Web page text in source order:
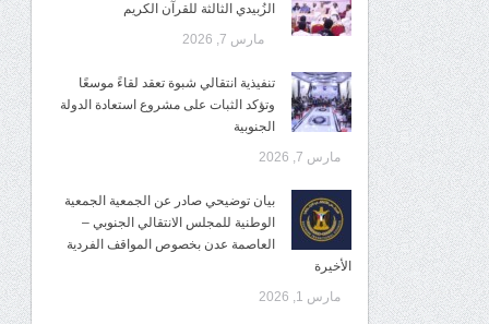
الزُبيدي الثالثة للقرآن الكريم
مارس 7, 2026
تنفيذية انتقالي شبوة تعقد لقاءً موسعًا
وتؤكد الثبات على مشروع استعادة الدولة
الجنوبية
مارس 7, 2026
بيان توضيحي صادر عن الجمعية الجمعية
الوطنية للمجلس الانتقالي الجنوبي –
العاصمة عدن بخصوص المواقف الفردية
الأخيرة
مارس 1, 2026